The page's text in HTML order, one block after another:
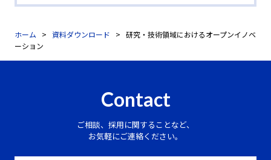
ホーム 資料ダウンロード
研究・技術領域におけるオープンイノベ
ーション
Contact
ご相談、採用に関することなど、
お気軽にご連絡ください。